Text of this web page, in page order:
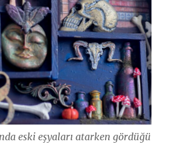
eski eşyaları atarken gördüğü